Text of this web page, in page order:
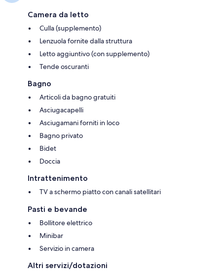
Camera da letto
Culla (supplemento)
Lenzuola fornite dalla struttura
Letto aggiuntivo (con supplemento)
Tende oscuranti
Bagno
Articoli da bagno gratuiti
Asciugacapelli
Asciugamani forniti in loco
Bagno privato
Bidet
Doccia
Intrattenimento
TV a schermo piatto con canali satellitari
Pasti e bevande
Bollitore elettrico
Minibar
Servizio in camera
Altri servizi/dotazioni